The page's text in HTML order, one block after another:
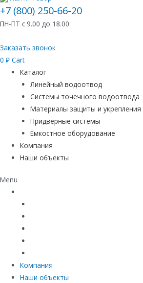
+7 (800) 250-66-20
ПН-ПТ с 9.00 до 18.00
Заказать звонок
0 ₽ Cart
Каталог
Линейный водоотвод
Системы точечного водоотвода
Материалы защиты и укрепления
Придверные системы
Емкостное оборудование
Компания
Наши объекты
Menu
Компания
Наши объекты